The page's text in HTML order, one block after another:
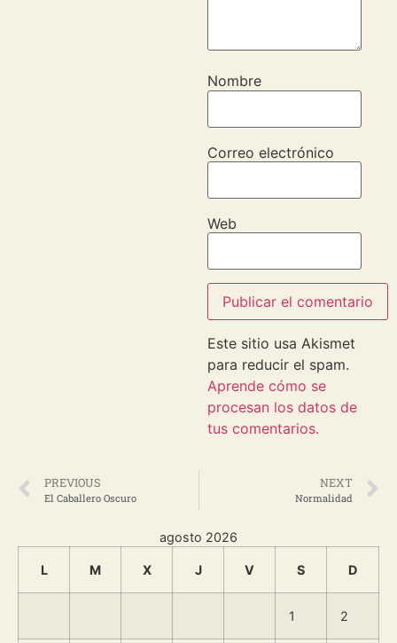
Nombre
Correo electrónico
Web
Este sitio usa Akismet
para reducir el spam.
Aprende cómo se
procesan los datos de
tus comentarios.
PREVIOUS
El Caballero Oscuro
NEXT
Normalidad
agosto 2026
L M X J V S D
1 2